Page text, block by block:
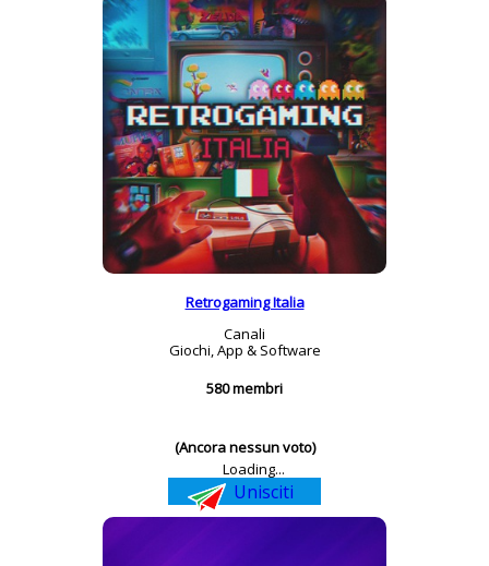
Retrogaming Italia
Canali
Giochi, App & Software
580 membri
(Ancora nessun voto)
Loading...
Unisciti